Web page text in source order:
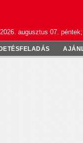
2026. augusztus 07.